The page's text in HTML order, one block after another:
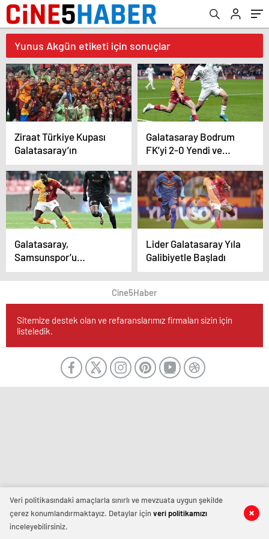
Yunus Akgün etiketi için sonuçlar
Ziraat Türkiye Kupası
Galatasaray’ın
Galatasaray Bodrum
FK’yi 2-0 Yendi ve
Liderliğini Sürdürdü
Galatasaray,
Samsunspor’u
Deplasmanda 2-0
Yenerek Liderliğini
Lider Galatasaray Yıla
Galibiyetle Başladı
Cine5Haber
Sitemize destek olan ve refaranslarımız firmaları sizin için
listeledik.
Veri politikasındaki amaçlarla sınırlı ve mevzuata uygun şekilde
çerez konumlandırmaktayız. Detaylar içinveri politikamızı
inceleyebilirsiniz.